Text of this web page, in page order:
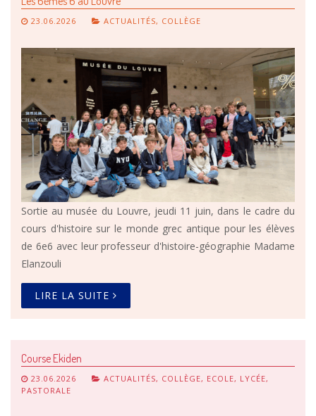
23.06.2026 ACTUALITÉS, COLLÈGE
Sortie au musée du Louvre, jeudi 11 juin, dans le cadre du
cours d'histoire sur le monde grec antique pour les élèves
de 6e6 avec leur professeur d'histoire-géographie Madame
Elanzouli
LIRE LA SUITE
Course Ekiden
23.06.2026 ACTUALITÉS, COLLÈGE, ECOLE, LYCÉE,
PASTORALE